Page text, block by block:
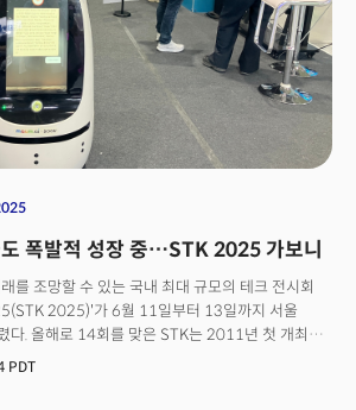
폭발적 성장 중…STK 2025 가보니
를 조망할 수 있는 국내 최대 규모의 테크 전시회
2025)'가 6월 11일부터 13일까지 서울
다. 올해로 14회를 맞은 STK는 2011년 첫 개최
틱스 등 급변하는 기술 트렌드를 반영하며 '스마트
PDT